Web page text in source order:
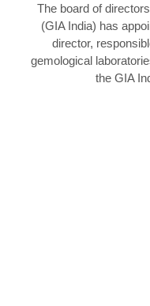
The board of
(GIA India) has
director,
gemological
the GIA